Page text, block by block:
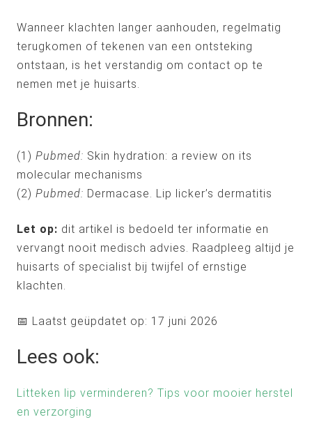
Wanneer klachten langer aanhouden, regelmatig
terugkomen of tekenen van een ontsteking
ontstaan, is het verstandig om contact op te
nemen met je huisarts.
Bronnen:
(1) Pubmed: Skin hydration: a review on its
molecular mechanisms
(2) Pubmed: Dermacase. Lip licker’s dermatitis
Let op: dit artikel is bedoeld ter informatie en
vervangt nooit medisch advies. Raadpleeg altijd je
huisarts of specialist bij twijfel of ernstige
klachten.
📅 Laatst geüpdatet op: 17 juni 2026
Lees ook:
Litteken lip verminderen? Tips voor mooier herstel
en verzorging